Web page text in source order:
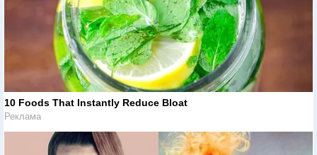
10 Foods That Instantly Reduce Bloat
Реклама